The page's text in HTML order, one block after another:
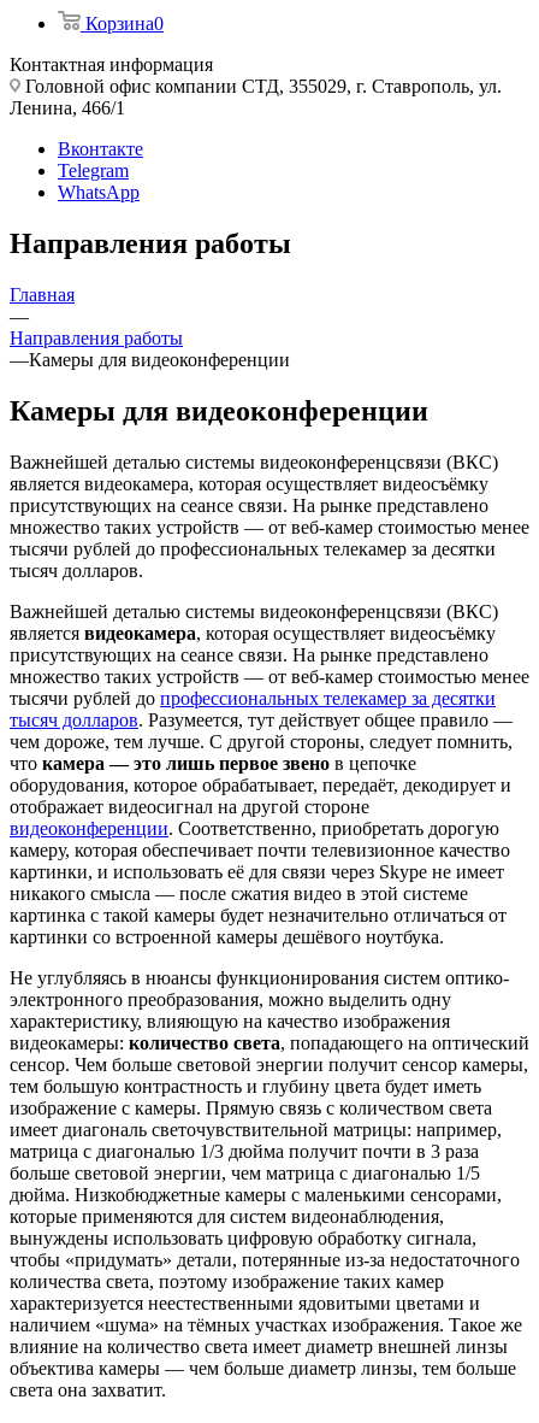
Корзина0
Контактная информация
Головной офис компании СТД, 355029, г. Ставрополь, ул.
Ленина, 466/1
Вконтакте
Telegram
WhatsApp
Направления работы
Главная
—
Направления работы
—Камеры для видеоконференции
Камеры для видеоконференции
Важнейшей деталью системы видеоконференцсвязи (ВКС)
является видеокамера, которая осуществляет видеосъёмку
присутствующих на сеансе связи. На рынке представлено
множество таких устройств — от веб-камер стоимостью менее
тысячи рублей до профессиональных телекамер за десятки
тысяч долларов.
Важнейшей деталью системы видеоконференцсвязи (ВКС)
является видеокамера, которая осуществляет видеосъёмку
присутствующих на сеансе связи. На рынке представлено
множество таких устройств — от веб-камер стоимостью менее
тысячи рублей до профессиональных телекамер за десятки
тысяч долларов. Разумеется, тут действует общее правило —
чем дороже, тем лучше. С другой стороны, следует помнить,
что камера — это лишь первое звено в цепочке
оборудования, которое обрабатывает, передаёт, декодирует и
отображает видеосигнал на другой стороне
видеоконференции. Соответственно, приобретать дорогую
камеру, которая обеспечивает почти телевизионное качество
картинки, и использовать её для связи через Skype не имеет
никакого смысла — после сжатия видео в этой системе
картинка с такой камеры будет незначительно отличаться от
картинки со встроенной камеры дешёвого ноутбука.
Не углубляясь в нюансы функционирования систем оптико-
электронного преобразования, можно выделить одну
характеристику, влияющую на качество изображения
видеокамеры: количество света, попадающего на оптический
сенсор. Чем больше световой энергии получит сенсор камеры,
тем большую контрастность и глубину цвета будет иметь
изображение с камеры. Прямую связь с количеством света
имеет диагональ светочувствительной матрицы: например,
матрица с диагональю 1/3 дюйма получит почти в 3 раза
больше световой энергии, чем матрица с диагональю 1/5
дюйма. Низкобюджетные камеры с маленькими сенсорами,
которые применяются для систем видеонаблюдения,
вынуждены использовать цифровую обработку сигнала,
чтобы «придумать» детали, потерянные из-за недостаточного
количества света, поэтому изображение таких камер
характеризуется неестественными ядовитыми цветами и
наличием «шума» на тёмных участках изображения. Такое же
влияние на количество света имеет диаметр внешней линзы
объектива камеры — чем больше диаметр линзы, тем больше
света она захватит.